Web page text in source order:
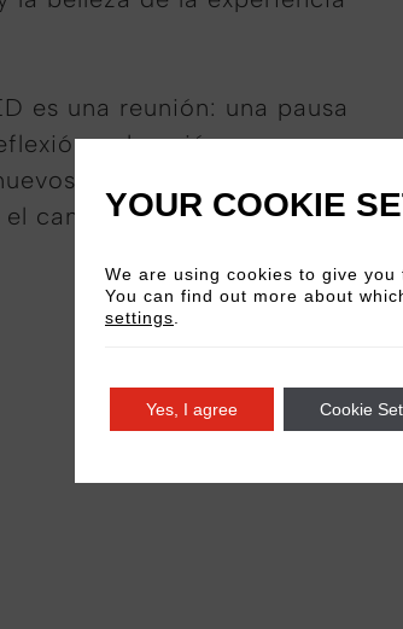
es una reunión: una pausa
a la unión y a una
comienzos, recordándonos
cambio.YOUR COOKIE
We are using cookies to give
You can find out more about
settings
Yes, I agree Cookie